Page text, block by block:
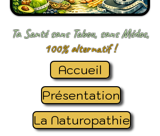
Ta Santé sans Tabou, sans Médoc,
100% alternatif !
Accueil
Présentation
La Naturopathie